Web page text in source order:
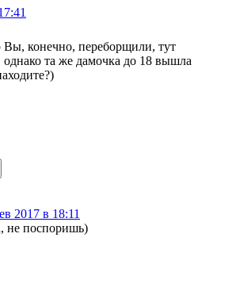
Вы, конечно, переборщили, тут
та же дамочка до 18 вышла
2017 в 18:11
не поспоришь)